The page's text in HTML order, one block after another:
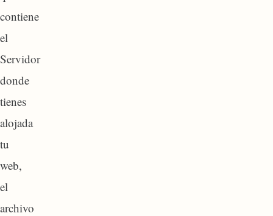
contiene
el
Servidor
donde
tienes
alojada
tu
web,
el
archivo